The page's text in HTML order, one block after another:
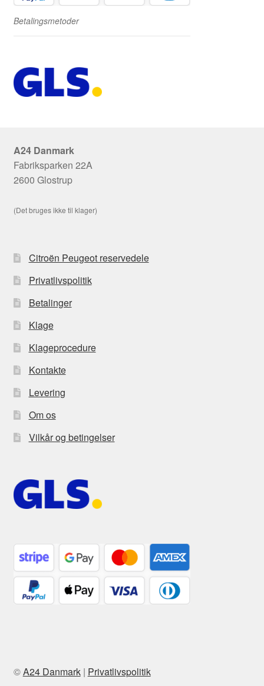
Betalingsmetoder
A24 Danmark
Fabriksparken 22A
2600 Glostrup
(Det bruges ikke til klager)
Citroën Peugeot reservedele
Privatlivspolitik
Betalinger
Klage
Klageprocedure
Kontakte
Levering
Om os
Vilkår og betingelser
©A24 Danmark| Privatlivspolitik